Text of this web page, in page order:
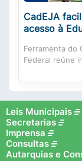
CadEJA
acesso à
Ferramenta do
Federal reúne
Leis Municipais
Secretarias
Imprensa
Consultas
Autarquias e